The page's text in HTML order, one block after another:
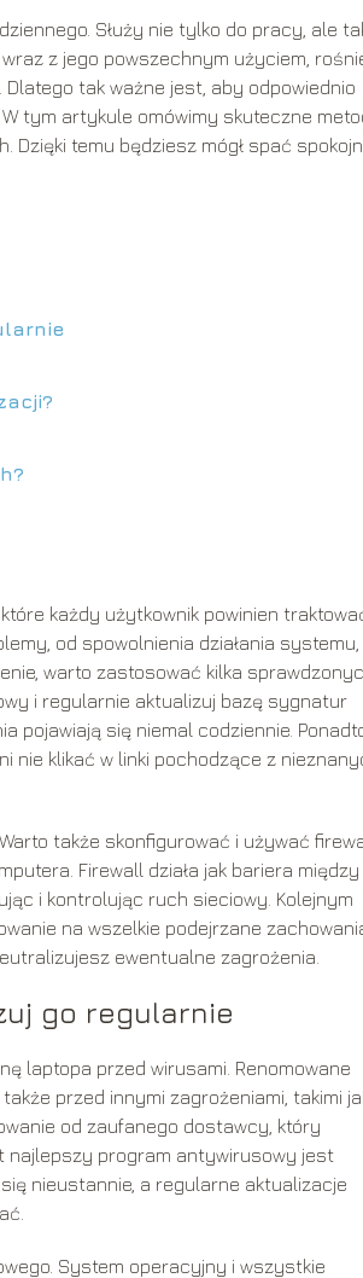
Służy nie tylko do pracy, ale
z jego powszechnym użyciem,
tak ważne jest, aby odpowiednio
tym artykule omówimy skuteczne
temu będziesz mógł spać
każdy użytkownik powinien
od spowolnienia działania systemu,
warto zastosować kilka
i regularnie aktualizuj bazę sygnatur
pojawiają się niemal codziennie.
nie klikać w linki pochodzące z
także skonfigurować i używać
Firewall działa jak bariera między
i kontrolując ruch sieciowy. Kolejnym
na wszelkie podejrzane
ewentualne zagrożenia.
go regularnie
laptopa przed wirusami. Renomowane
przed innymi zagrożeniami, takimi
od zaufanego dostawcy, który
najlepszy program antywirusowy jest
nieustannie, a regularne aktualizacje
System operacyjny i wszystkie